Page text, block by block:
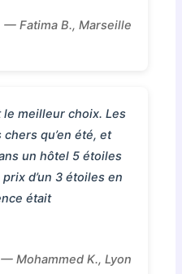
— Fatima B., Marseille
meilleur choix. Les
qu’en été, et
un hôtel 5 étoiles
d’un 3 étoiles en
était
— Mohammed K., Lyon